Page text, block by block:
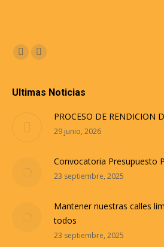
Encuéntranos en:
FacebookInstagram
Ultimas Noticias
PROCESO DE RENDICION
29 junio, 2026
Convocatoria Presupuesto
23 septiembre, 2025
Mantener nuestras calles
todos
23 septiembre, 2025